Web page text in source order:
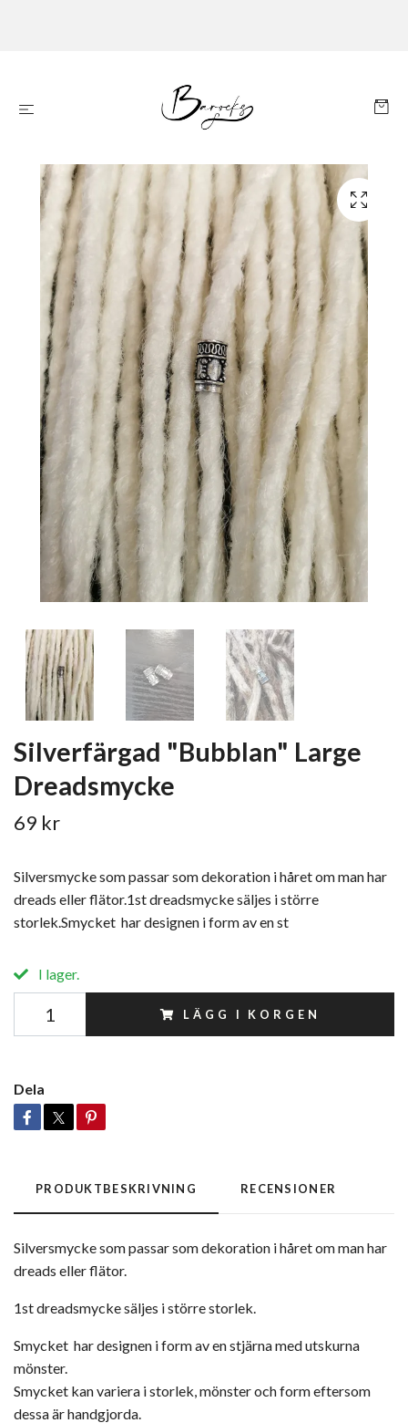
Silverfärgad "Bubblan" Large
Dreadsmycke
69 kr
Silversmycke som passar som dekoration i håret om man har
dreads eller flätor.1st dreadsmycke säljes i större
storlek.Smycket har designen i form av en st
I lager.
LÄGG I KORGEN
Dela
PRODUKTBESKRIVNING RECENSIONER
Silversmycke som passar som dekoration i håret om man har
dreads eller flätor.
1st dreadsmycke säljes i större storlek.
Smycket har designen i form av en stjärna med utskurna
mönster.
Smycket kan variera i storlek, mönster och form eftersom
dessa är handgjorda.